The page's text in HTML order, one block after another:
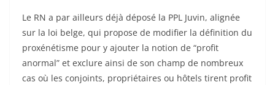
Le RN a par ailleurs déjà déposé la PPL Juvin, alignée
sur la loi belge, qui propose de modifier la définition du
proxénétisme pour y ajouter la notion de “profit
anormal” et exclure ainsi de son champ de nombreux
cas où les conjoints, propriétaires ou hôtels tirent profit